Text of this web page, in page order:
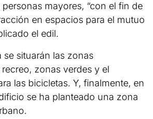
mayores, “con el fin de
en espacios para el mutuo
el edil.
se situarán las zonas
zonas verdes y el
las bicicletas. Y, finalmente, en
se ha planteado una zona